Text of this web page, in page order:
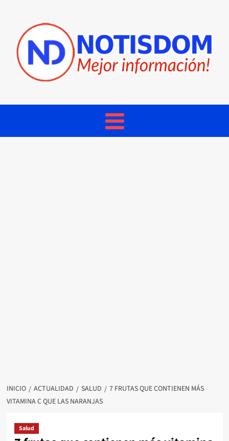
INICIO ACTUALIDAD SALUD
7 FRUTAS QUE CONTIENEN MÁS
VITAMINA C QUE LAS NARANJAS
Salud